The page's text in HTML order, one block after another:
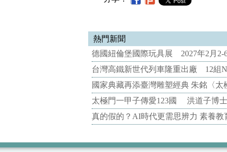
熱門新聞
德國紐倫堡國際玩具展 2027年2月2-
台灣高鐵新世代列車隆重出廠 12組
國家典藏再添臺灣雕塑經典 朱銘〈
太極門一甲子傳愛123國 洪道子博
真的假的？AI時代更需思辨力 素養